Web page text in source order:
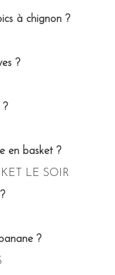
à chignon ?
?
en basket ?
LE SOIR
?